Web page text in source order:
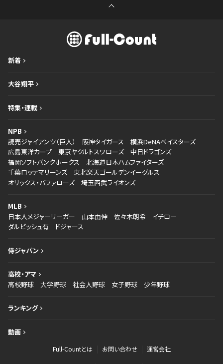
新着
大谷翔平
特集・連載
NPB
読売ジャイアンツ（巨人）
阪神タイガース
横浜DeNAベイスターズ
広島東洋カープ
東京ヤクルトスワローズ
中日ドラゴンズ
福岡ソフトバンクホークス
北海道日本ハムファイターズ
千葉ロッテマリーンズ
東北楽天ゴールデンイーグルス
オリックス・バファローズ
埼玉西武ライオンズ
MLB
日本人メジャーリーガー
山本由伸 佐々木朗希
イチロー
ダルビッシュ有
ドジャース
侍ジャパン
高校・アマ
高校野球
大学野球 社会人野球 女子野球 少年野球
ランキング
動画
Full-Countとは お問い合わせ 運営会社